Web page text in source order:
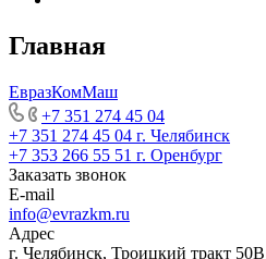
Главная
ЕвразКомМаш
+7 351 274 45 04
+7 351 274 45 04 г. Челябинск
+7 353 266 55 51 г. Оренбург
Заказать звонок
E-mail
info@evrazkm.ru
Адрес
г. Челябинск, Троицкий тракт